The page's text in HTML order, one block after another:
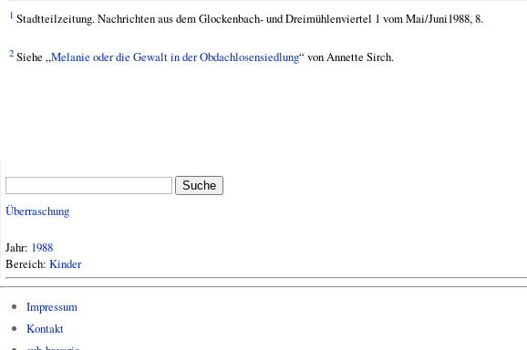
1 Stadtteilzeitung. Nachrichten aus dem Glockenbach- und Dreimühlenviertel 1 vom Mai/Juni1988, 8.
2 Siehe „Melanie oder die Gewalt in der Obdachlosensiedlung“ von Annette Sirch.
Suche
Überraschung
Jahr: 1988
Bereich: Kinder
Impressum
Kontakt